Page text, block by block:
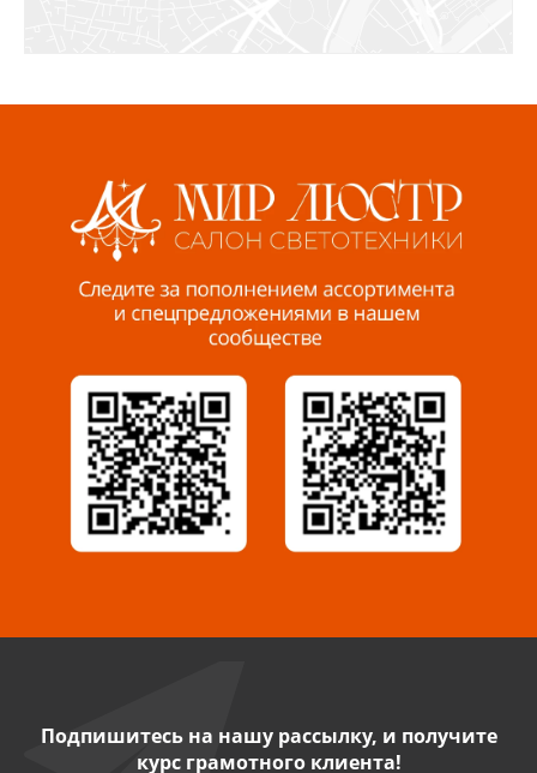
Пенза, ул. Пролетарская, 61 ТЦ "Стройбери"
Миасс, ул. Романенко, 95
8 922 500 30 39
Сызрань, ул. Декабристов, 1А
8 927 009 54 63
Саратов, ул. Танкистов, 37 (БЦ «Дикомп»)
Нефтекамск, ул. Ленина, 62
Подпишитесь на нашу рассылку, и получите
курс грамотного клиента!